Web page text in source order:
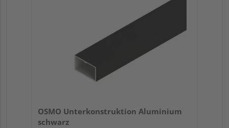
OSMO Unterkonstruktion Aluminium
schwarz